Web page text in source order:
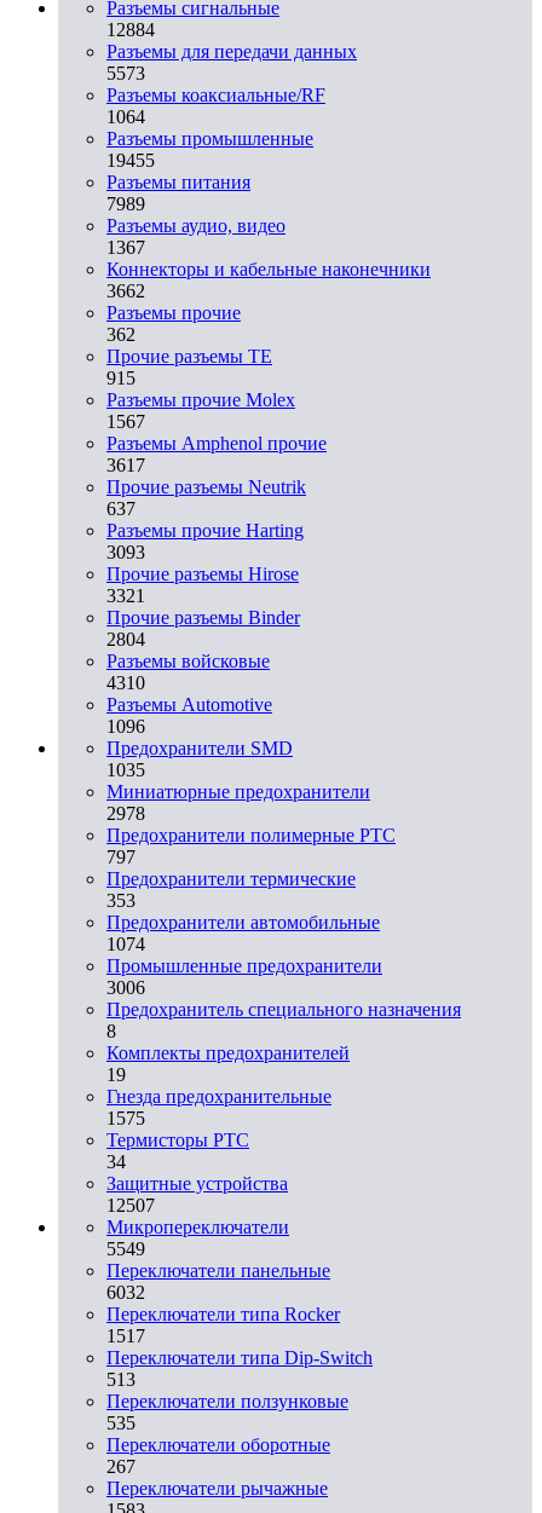
Разъeмы сигнальные
12884
Разъeмы для передачи данных
5573
Разъeмы коаксиальные/RF
1064
Разъeмы промышленные
19455
Разъeмы питания
7989
Разъeмы аудио, видео
1367
Коннекторы и кабельные наконечники
3662
Разъeмы прочие
362
Прочие разъемы TE
915
Разъемы прочие Molex
1567
Разъемы Amphenol прочие
3617
Прочие разъемы Neutrik
637
Разъемы прочие Harting
3093
Прочие разъемы Hirose
3321
Прочие разъемы Binder
2804
Разъемы войсковые
4310
Разъeмы Automotive
1096
Предохранители SMD
1035
Миниатюрные предохранители
2978
Предохранители полимерные PTC
797
Предохранители термические
353
Предохранители автомобильные
1074
Промышленные предохранители
3006
Предохранитель специального назначения
8
Комплекты предохранителей
19
Гнезда предохранительные
1575
Термисторы PTC
34
Защитные устройства
12507
Микропереключатели
5549
Переключатели панельные
6032
Переключатели типа Rocker
1517
Переключатели типа Dip-Switch
513
Переключатели ползунковые
535
Переключатели оборотные
267
Переключатели рычажные